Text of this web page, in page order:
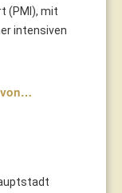
(PMI), mit
intensiven
von…